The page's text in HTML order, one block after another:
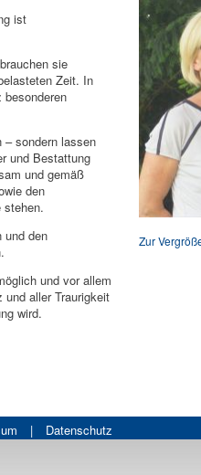
ist
sie
Zeit. In
– sondern lassen
und Bestattung
und gemäß
den
stehen.
und den
und vor allem
aller Traurigkeit
wird.
Zur
| Datenschutz